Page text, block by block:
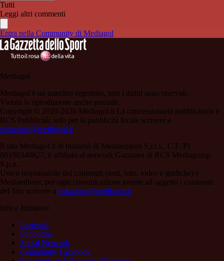
Tutti
Leggi altri commenti
Entra nella Community di Mediagol
Mediagol
Mediagol è un marchio registrato, tutti i diritti sono riservati.
Vietata la riproduzione anche parziale.
Copyright © 2020-2026 Mediagol.it La concessionaria pubblicitaria è
RCS Pubblicità; solo per la pubblicità locale scrivere a
redazione@mediagol.it
Il sito Mediagol.it di titolarità di Mediaeditors S.r.l.s., C.F./PI
06198340827, è affiliato al network Gazzanet di RCS Mediagroup
S.p.a..
Unico responsabile dei contenuti (testi, foto, video e grafiche) è
Mediaeditors; per ogni comunicazione avente ad oggetto i contenuti
del Sito scrivere a redazione@mediagol.it
Info e Iniziative
l’azienda
Pubblicità
Social Network
Community Facebook